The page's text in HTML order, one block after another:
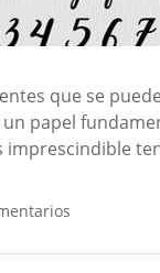
que se
papel